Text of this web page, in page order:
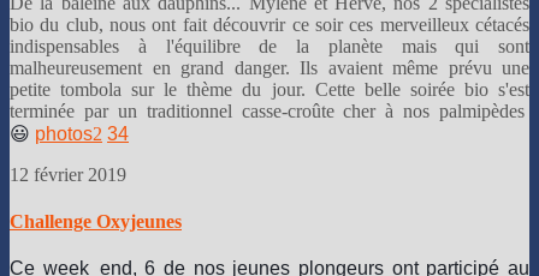
bio du club, nous ont fait découvrir ce soir ces merveilleux cétacés
indispensables à l'équilibre de la planète mais qui sont
malheureusement en grand danger. Ils avaient même prévu une
petite tombola sur le thème du jour. Cette belle soirée bio s'est
terminée par un traditionnel casse-croûte cher à nos palmipèdes
😃 photos2 34
12 février 2019
Challenge Oxyjeunes
Ce week_end, 6 de nos jeunes plongeurs ont participé au